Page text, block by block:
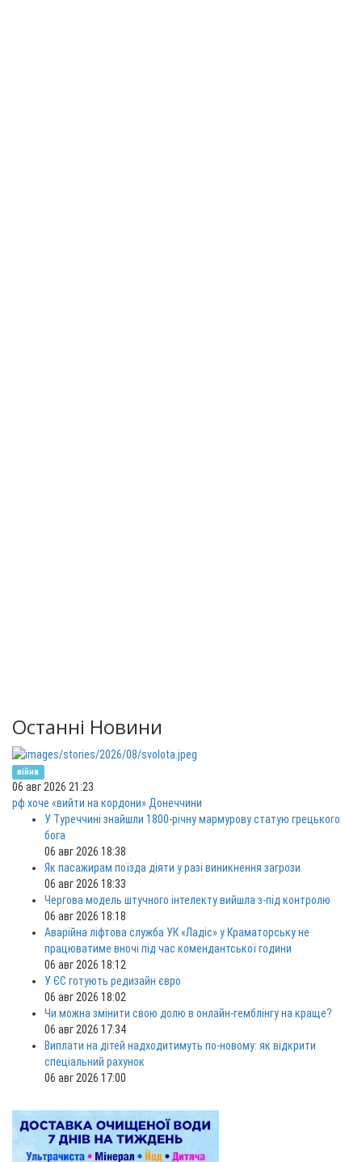
Останні Новини
війна
06 авг 2026 21:23
рф хоче «вийти на кордони» Донеччини
У Туреччині знайшли 1800-річну мармурову статую грецького
бога
06 авг 2026 18:38
Як пасажирам поїзда діяти у разі виникнення загрози
06 авг 2026 18:33
Чергова модель штучного інтелекту вийшла з-під контролю
06 авг 2026 18:18
Аварійна ліфтова служба УК «Ладіс» у Краматорську не
працюватиме вночі під час комендантської години
06 авг 2026 18:12
У ЄС готують редизайн євро
06 авг 2026 18:02
Чи можна змінити свою долю в онлайн-гемблінгу на краще?
06 авг 2026 17:34
Виплати на дітей надходитимуть по-новому: як відкрити
спеціальний рахунок
06 авг 2026 17:00